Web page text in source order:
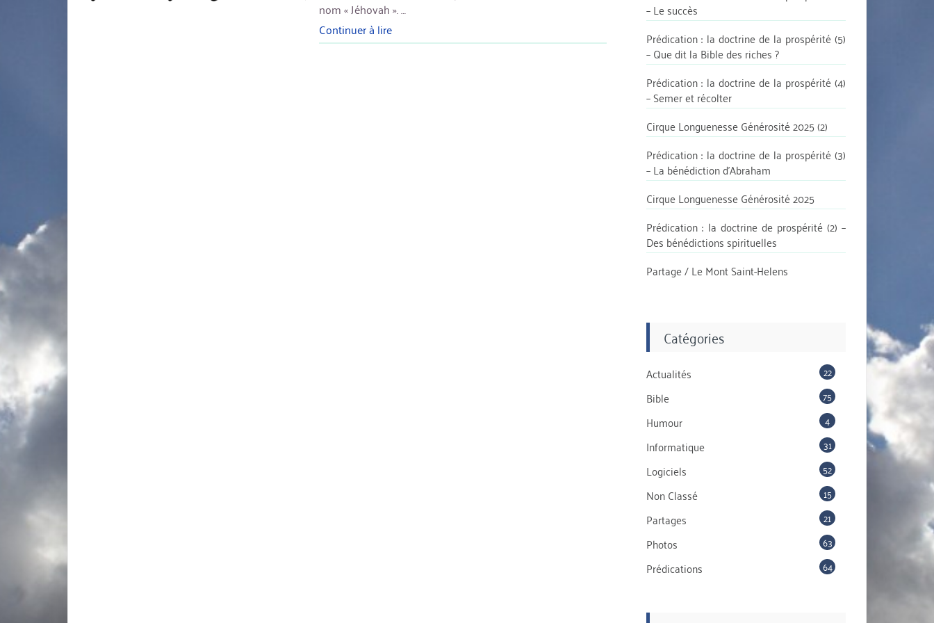
nom « Jéhovah ». …
Continuer à lire« Prédication:
le
– Le succès
Prédication : la doctrine de la prospérité (5)
– Que dit la Bible des riches ?
Prédication : la doctrine de la prospérité (4)
– Semer et récolter
Cirque Longuenesse Générosité 2025 (2)
Prédication : la doctrine de la prospérité (3)
– La bénédiction d’Abraham
Cirque Longuenesse Générosité 2025
Prédication : la doctrine de prospérité (2) –
Des bénédictions spirituelles
Partage / Le Mont Saint-Helens
Catégories
Actualités 22
Bible 75
Humour 4
Informatique 31
Logiciels 52
Non Classé 15
Partages 21
Photos 63
Prédications 64